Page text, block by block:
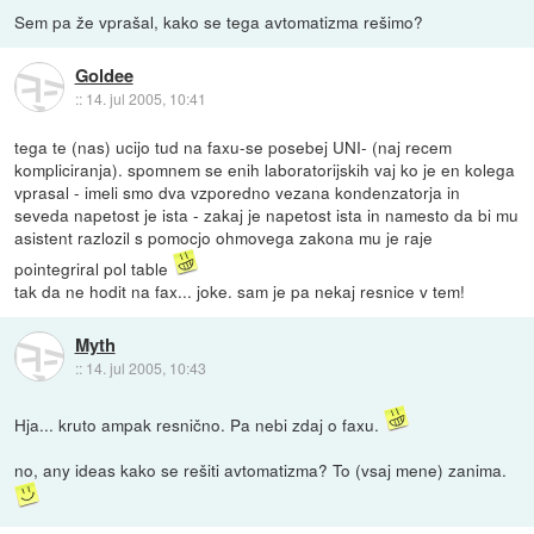
Sem pa že vprašal, kako se tega avtomatizma rešimo?
Goldee
:: 14. jul 2005, 10:41
tega te (nas) ucijo tud na faxu-se posebej UNI- (naj recem
kompliciranja). spomnem se enih laboratorijskih vaj ko je en kolega
vprasal - imeli smo dva vzporedno vezana kondenzatorja in
seveda napetost je ista - zakaj je napetost ista in namesto da bi mu
asistent razlozil s pomocjo ohmovega zakona mu je raje
pointegriral pol table
tak da ne hodit na fax... joke. sam je pa nekaj resnice v tem!
Myth
:: 14. jul 2005, 10:43
Hja... kruto ampak resnično. Pa nebi zdaj o faxu.
no, any ideas kako se rešiti avtomatizma? To (vsaj mene) zanima.